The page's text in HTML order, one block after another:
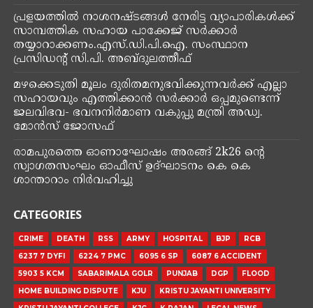
പ്രളയത്തിൽ നാശനഷ്ടങ്ങൾ നേരിട്ട വ്യാപാരികൾക്ക്
സാമ്പത്തിക സഹായ പാക്കേജ് സർക്കാർ
തയ്യാറാക്കണം.എസ്.ഡി.പി.ഐ. സംസ്ഥാന
പ്രസിഡൻ്റ് സി.പി. അബ്ദുലത്തീഫ്
മഴക്കെടുതി മൂലം ദുരിതമനുഭവിക്കുന്നവർക്ക് എല്ലാ
സഹായവും എത്തിക്കാൻ സർക്കാർ ഒപ്പമുണ്ടെന്ന്
ജലവിഭവ- ഭവനനിർമാണ വകുപ്പു മന്ത്രി അഡ്വ.
മോൻസ് ജോസഫ്
രാമപുരത്തെ ഓണാഘോഷം അരങ്ങ് 2k26 ൻ്റെ
സ്വാഗതസംഘം ഓഫീസ് ഉദ്‌ഘാടനം കെ കെ
ശാന്താറാം നിർവഹിച്ചു
CATEGORIES
CRIME DEATH RSS ARMY HOSPITAL BJP
RCB
6237 7 DYFI
6224 7 PMC 6095 6 SP
6087 6 ACCIDENT
5903 5 KCM
SABARIMALA GOLR PUNJAB DGP
FLOOD
HOME BUILDING DISPUTE
KJU
KRISTU JAYANTI UNIVERSITY